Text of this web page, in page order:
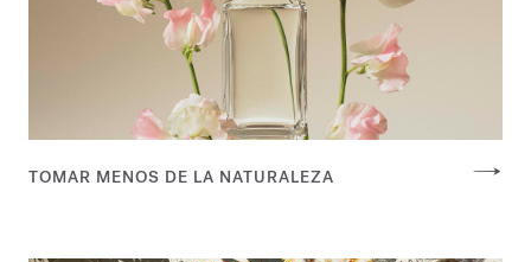
TOMAR MENOS DE LA NATURALEZA